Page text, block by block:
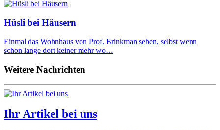
Hüsli bei Häusern
Einmal das Wohnhaus von Prof. Brinkman sehen, selbst wenn
schon lange dort keiner mehr wo…
Weitere Nachrichten
Ihr Artikel bei uns